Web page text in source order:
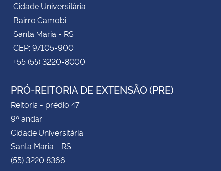
Cidade Universitária
Bairro Camobi
Santa Maria - RS
CEP: 97105-900
+55 (55) 3220-8000
PRÓ-REITORIA DE EXTENSÃO (PRE)
Reitoria - prédio 47
9º andar
Cidade Universitária
Santa Maria - RS
(55) 3220 8366